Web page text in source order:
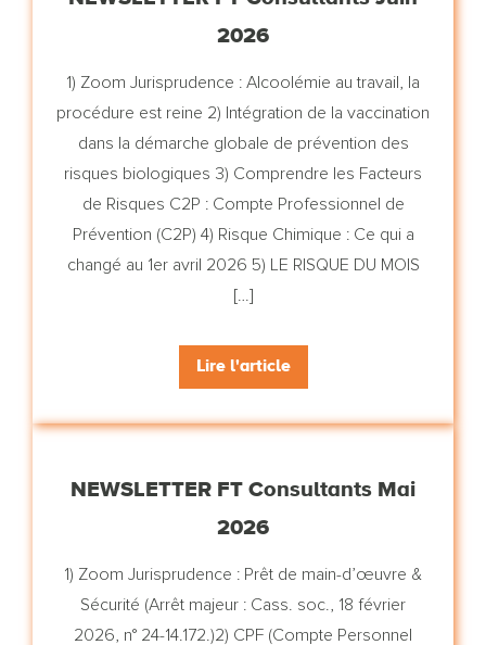
2026
1) Zoom Jurisprudence : Alcoolémie au travail, la
procédure est reine 2) Intégration de la vaccination
dans la démarche globale de prévention des
risques biologiques 3) Comprendre les Facteurs
de Risques C2P : Compte Professionnel de
Prévention (C2P) 4) Risque Chimique : Ce qui a
changé au 1er avril 2026 5) LE RISQUE DU MOIS
[…]
Lire l'article
NEWSLETTER FT Consultants Mai
2026
1) Zoom Jurisprudence : Prêt de main-d’œuvre &
Sécurité (Arrêt majeur : Cass. soc., 18 février
2026, n° 24-14.172.)2) CPF (Compte Personnel